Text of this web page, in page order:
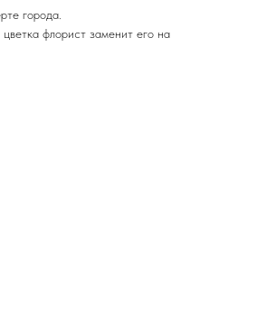
города.
флорист заменит его на